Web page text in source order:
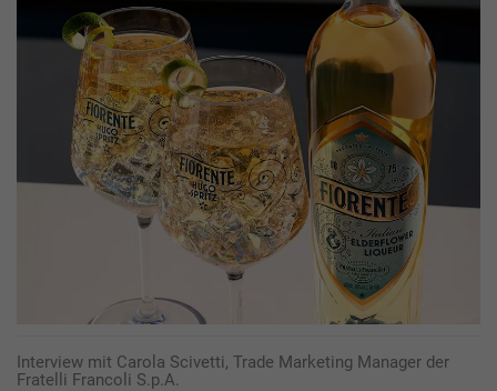
Interview mit Carola Scivetti, Trade Marketing Manager der
Fratelli Francoli S.p.A.